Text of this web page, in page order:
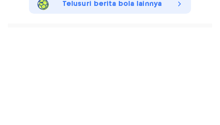
Telusuri berita bola lainnya